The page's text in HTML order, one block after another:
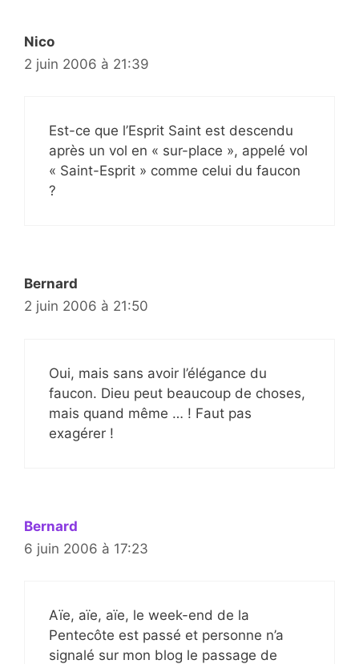
Nico
2 juin 2006 à 21:39
Est-ce que l’Esprit Saint est descendu
après un vol en « sur-place », appelé vol
« Saint-Esprit » comme celui du faucon
?
Bernard
2 juin 2006 à 21:50
Oui, mais sans avoir l’élégance du
faucon. Dieu peut beaucoup de choses,
mais quand même … ! Faut pas
exagérer !
Bernard
6 juin 2006 à 17:23
Aïe, aïe, aïe, le week-end de la
Pentecôte est passé et personne n’a
signalé sur mon blog le passage de